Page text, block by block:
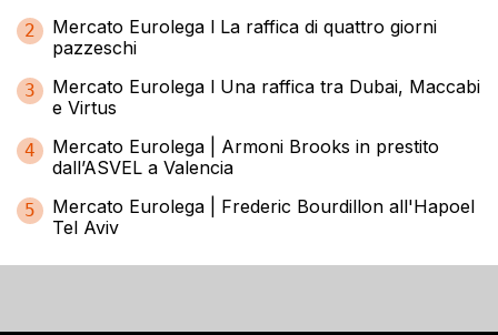
2
Mercato Eurolega l La raffica di quattro giorni
pazzeschi
3
Mercato Eurolega l Una raffica tra Dubai, Maccabi
e Virtus
4
Mercato Eurolega | Armoni Brooks in prestito
dall’ASVEL a Valencia
5
Mercato Eurolega | Frederic Bourdillon all'Hapoel
Tel Aviv